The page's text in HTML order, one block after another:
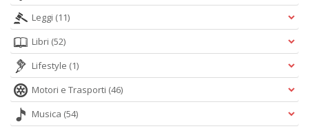
Leggi (11)
Libri (52)
Lifestyle (1)
Motori e Trasporti (46)
Musica (54)